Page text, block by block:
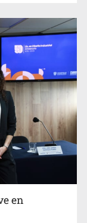
en caso Eli
buscado por
en